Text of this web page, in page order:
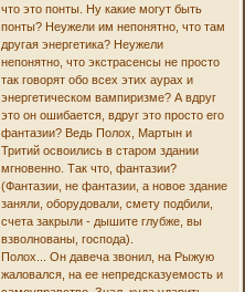
что это понты. Ну какие могут быть
понты? Неужели им непонятно, что там
другая энергетика? Неужели
непонятно, что экстрасенсы не просто
так говорят обо всех этих аурах и
энергетическом вампиризме? А вдруг
это он ошибается, вдруг это просто его
фантазии? Ведь Полох, Мартын и
Тритий освоились в старом здании
мгновенно. Так что, фантазии?
(Фантазии, не фантазии, а новое здание
заняли, оборудовали, смету подбили,
счета закрыли - дышите глубже, вы
взволнованы, господа).
Полох... Он давеча звонил, на Рыжую
жаловался, на ее непредсказуемость и